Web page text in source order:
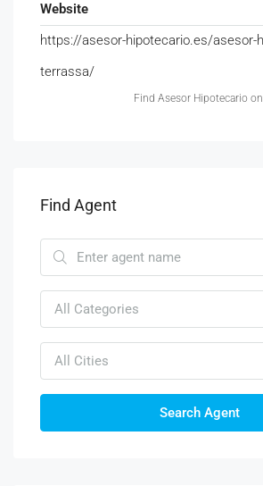
Website
https://asesor-hipotecario.es/asesor-
terrassa/
Find Asesor Hipotecario
Find Agent
All Categories
All Cities
Search Agent